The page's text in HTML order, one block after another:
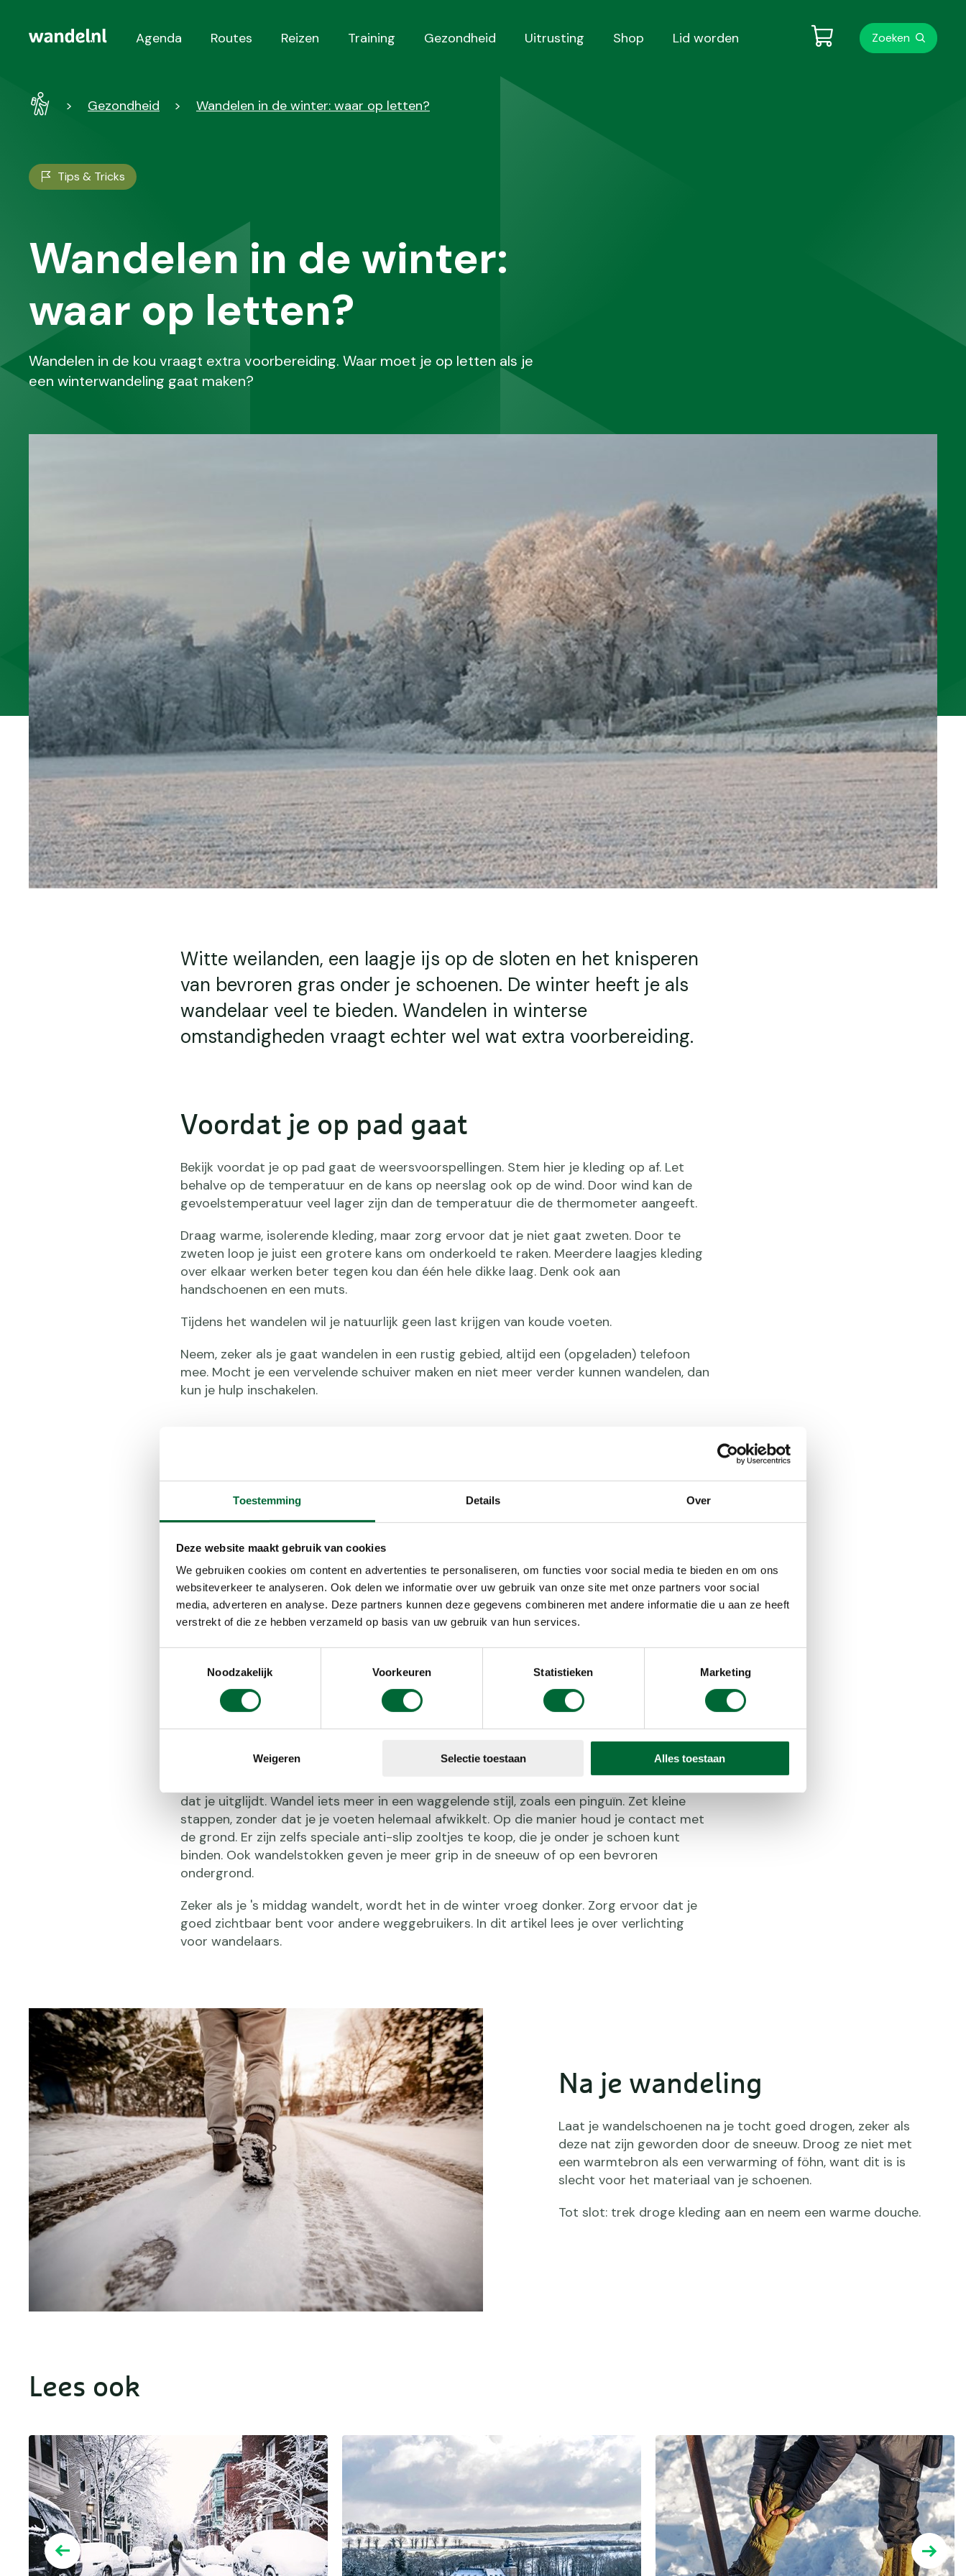
Toestemming Details Over
Deze website maakt gebruik van cookies
We gebruiken cookies om content en advertenties te personaliseren, om functies voor social media te bieden en om ons
websiteverkeer te analyseren. Ook delen we informatie over uw gebruik van onze site met onze partners voor social
media, adverteren en analyse. Deze partners kunnen deze gegevens combineren met andere informatie die u aan ze heeft
verstrekt of die ze hebben verzameld op basis van uw gebruik van hun services.
Noodzakelijk
Voorkeuren Statistieken Marketing
Weigeren Selectie toestaan Alles toestaan
Hoofdnavigatie
Agenda Routes Reizen Training Gezondheid Uitrusting Shop Lid worden Zoeken
WandelGezondheid Wandelen in de winter: waar op letten?
Tips & Tricks
Wandelen in de winter:
waar op letten?
Wandelen in de kou vraagt extra voorbereiding. Waar moet je op letten als je
een winterwandeling gaat maken?
Witte weilanden, een laagje ijs op de sloten en het knisperen
van bevroren gras onder je schoenen. De winter heeft je als
wandelaar veel te bieden. Wandelen in winterse
omstandigheden vraagt echter wel wat extra voorbereiding.
Voordat je op pad gaat
Bekijk voordat je op pad gaat de weersvoorspellingen. Stem hier je kleding op af. Let
behalve op de temperatuur en de kans op neerslag ook op de wind. Door wind kan de
gevoelstemperatuur veel lager zijn dan de temperatuur die de thermometer aangeeft.
Draag warme, isolerende kleding, maar zorg ervoor dat je niet gaat zweten. Door te
zweten loop je juist een grotere kans om onderkoeld te raken. Meerdere laagjes kleding
over elkaar werken beter tegen kou dan één hele dikke laag. Denk ook aan
handschoenen en een muts.
Tijdens het wandelen wil je natuurlijk geen last krijgen van koude voeten.
Neem, zeker als je gaat wandelen in een rustig gebied, altijd een (opgeladen) telefoon
mee. Mocht je een vervelende schuiver maken en niet meer verder kunnen wandelen, dan
kun je hulp inschakelen.
Tijdens je wandeling
Ga niet te hard van start. Bij kou duurt het wat langer voordat je spieren zijn
mogelijk houdt.
Je lichaam heeft energie nodig om de temperatuur op peil te kunnen houden. Eet
daarom voldoende voordat je aan je wandeling begint en neem zeker bij een langere
wandeltocht energierijk voedsel mee, zoals energierepen.
Als het koud is, heb je meestal minder snel dorst. Je lichaam verliest echter ook bij kou
vocht, onder andere via je ademhaling. Drink daarom ook in de winter voldoende tijdens
wandeltochten, nog voordat je dorst krijgt. Een thermosfles is ideaal, want dan heb je
zowel drinken als warmte bij je.
dat je uitglijdt. Wandel iets meer in een waggelende stijl, zoals een pinguïn. Zet kleine
stappen, zonder dat je je voeten helemaal afwikkelt. Op die manier houd je contact met
de grond. Er zijn zelfs speciale anti-slip zooltjes te koop, die je onder je schoen kunt
binden. Ook wandelstokken geven je meer grip in de sneeuw of op een bevroren
ondergrond.
Zeker als je 's middag wandelt, wordt het in de winter vroeg donker. Zorg ervoor dat je
goed zichtbaar bent voor andere weggebruikers. In dit artikel lees je over verlichting
voor wandelaars.
Na je wandeling
Laat je wandelschoenen na je tocht goed drogen, zeker als
deze nat zijn geworden door de sneeuw. Droog ze niet met
een warmtebron als een verwarming of föhn, want dit is is
slecht voor het materiaal van je schoenen.
Tot slot: trek droge kleding aan en neem een warme douche.
Lees ook